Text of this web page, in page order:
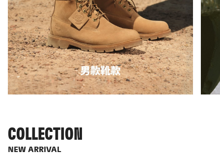
COLLECTION
NEW ARRIVAL